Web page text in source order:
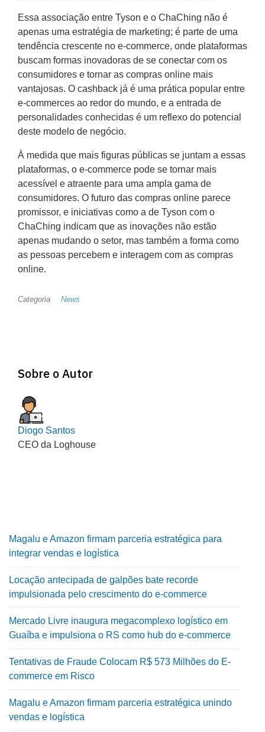
Essa associação entre Tyson e o ChaChing não é
apenas uma estratégia de marketing; é parte de uma
tendência crescente no e-commerce, onde plataformas
buscam formas inovadoras de se conectar com os
consumidores e tornar as compras online mais
vantajosas. O cashback já é uma prática popular entre
e-commerces ao redor do mundo, e a entrada de
personalidades conhecidas é um reflexo do potencial
deste modelo de negócio.
À medida que mais figuras públicas se juntam a essas
plataformas, o e-commerce pode se tornar mais
acessível e atraente para uma ampla gama de
consumidores. O futuro das compras online parece
promissor, e iniciativas como a de Tyson com o
ChaChing indicam que as inovações não estão
apenas mudando o setor, mas também a forma como
as pessoas percebem e interagem com as compras
online.
Categoria News
Sobre o Autor
Diogo Santos
CEO da Loghouse
Magalu e Amazon firmam parceria estratégica para
integrar vendas e logística
Locação antecipada de galpões bate recorde
impulsionada pelo crescimento do e-commerce
Mercado Livre inaugura megacomplexo logístico em
Guaíba e impulsiona o RS como hub do e-commerce
Tentativas de Fraude Colocam R$ 573 Milhões do E-
commerce em Risco
Magalu e Amazon firmam parceria estratégica unindo
vendas e logística